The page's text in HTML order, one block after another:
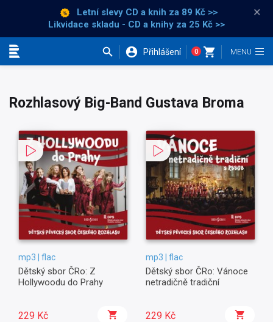
Letní slevy CD a knih za 89 Kč >>
Likvidace skladu - CD a knihy za 25 Kč >>
×
Přihlášení 0
Rozhlasový Big-Band Gustava Broma
mp3 | flac
Dětský sbor ČRo: Z
Hollywoodu do Prahy
229 Kč
mp3 | flac
Dětský sbor ČRo: Vánoce
netradičně tradiční
229 Kč